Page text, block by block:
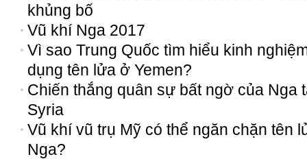
khủng bố
Vũ khí Nga 2017
Vì sao Trung Quốc tìm hiểu kinh
dụng tên lửa ở Yemen?
Chiến thắng quân sự bất ngờ của Nga
Syria
Vũ khí vũ trụ Mỹ có thể ngăn chặn tên
Nga?